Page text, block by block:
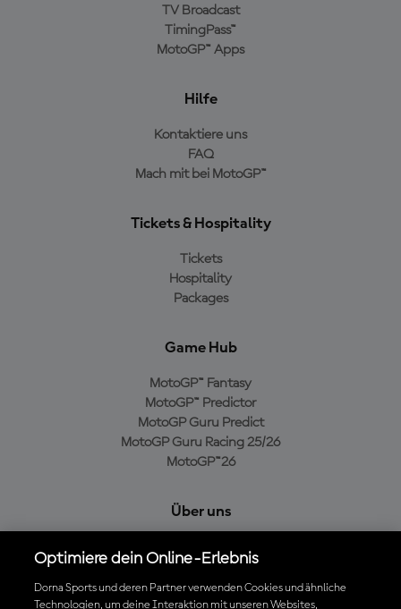
TV Broadcast
TimingPass™
MotoGP™ Apps
Hilfe
Kontaktiere uns
FAQ
Mach mit bei MotoGP™
Tickets & Hospitality
Tickets
Hospitality
Packages
Game Hub
MotoGP™ Fantasy
MotoGP™ Predictor
MotoGP Guru Predict
MotoGP Guru Racing 25/26
MotoGP™26
Über uns
Cookie-Richtlinien
Geschäftsbedingungen
Optimiere dein Online-Erlebnis
Dorna Sports und deren Partner verwenden Cookies und ähnliche
Technologien, um deine Interaktion mit unseren Websites,